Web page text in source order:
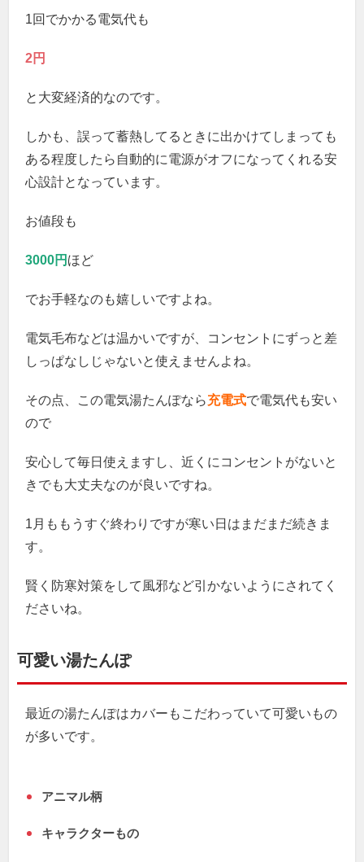
1回でかかる電気代も
2円
と大変経済的なのです。
しかも、誤って蓄熱してるときに出かけてしまっても
ある程度したら自動的に電源がオフになってくれる安
心設計となっています。
お値段も
3000円 ほど
でお手軽なのも嬉しいですよね。
電気毛布などは温かいですが、コンセントにずっと差
しっぱなしじゃないと使えませんよね。
その点、この電気湯たんぽなら充電式で電気代も安い
ので
安心して毎日使えますし、近くにコンセントがないと
きでも大丈夫なのが良いですね。
1月ももうすぐ終わりですが寒い日はまだまだ続きま
す。
賢く防寒対策をして風邪など引かないようにされてく
ださいね。
可愛い湯たんぽ
最近の湯たんぽはカバーもこだわっていて可愛いもの
が多いです。
アニマル柄
キャラクターもの